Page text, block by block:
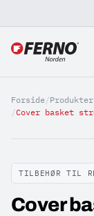
Forside/Produkter
/Cover basket
TILBEHØR TIL
Cover